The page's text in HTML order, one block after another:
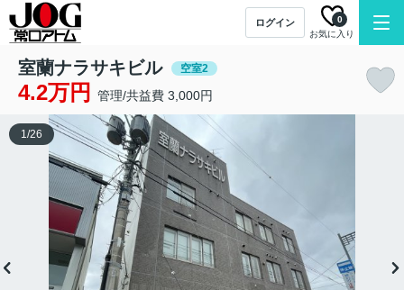
ログイン
お気に入り
0
室蘭ナラサキビル 空室2
4.2万円 管理/共益費 3,000円
1/26